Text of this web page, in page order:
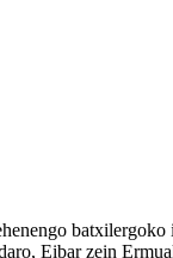
batxilergoko
Eibar zein